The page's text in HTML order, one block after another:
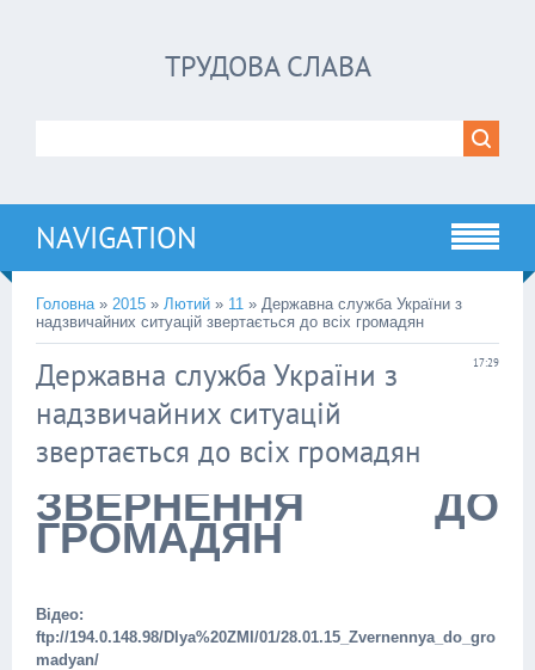
ТРУДОВА СЛАВА
NAVIGATION
Головна» 2015 » Лютий » 11 » Державна служба України з
надзвичайних ситуацій звертається до всіх громадян
17:29
Державна служба України з
надзвичайних ситуацій
звертається до всіх громадян
ЗВЕРНЕННЯ ДО
ГРОМАДЯН
Відео:
ftp://194.0.148.98/Dlya%20ZMI/01/28.01.15_Zvernennya_do_gro
madyan/